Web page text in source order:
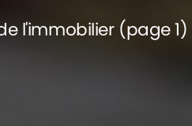
l'immobilier (page 1)